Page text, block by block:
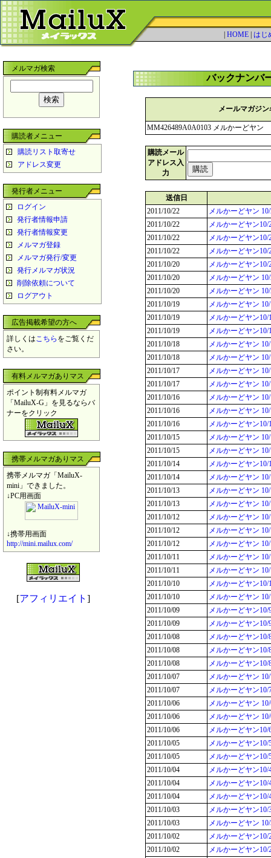
HOME| はじ
メルマガ検索
購読者メニュー
購読リスト取寄せ
アドレス変更
発行者メニュー
ログイン
発行者情報申請
発行者情報変更
メルマガ登録
メルマガ発行/変更
発行メルマガ状況
削除依頼について
ログアウト
広告掲載希望の方へ
詳しくはこちら をご覧くだ
さい。
有料メルマガありマス
ポイント制有料メルマガ
「MailuX-G」を見るならバ
ナーをクリック
携帯メルマガありマス
携帯メルマガ「MailuX-
mini」できました。
↓PC用画面
↓携帯用画面
http://mini.mailux.com/
[アフィリエイト ]
バックナンバ
メールマガジン
MM426489A0A0103 メルかーどヤン
購読メール
アドレス入
力
送信日
2011/10/22
メルかーどヤン
2011/10/22
メルかーどヤン
2011/10/22
メルかーどヤン
2011/10/22
メルかーどヤン
2011/10/20
メルかーどヤン
2011/10/20
メルかーどヤン
2011/10/20
メルかーどヤン
2011/10/19
メルかーどヤン
2011/10/19
メルかーどヤン
2011/10/19
メルかーどヤン
2011/10/18
メルかーどヤン
2011/10/18
メルかーどヤン
2011/10/17
メルかーどヤン
2011/10/17
メルかーどヤン
2011/10/16
メルかーどヤン
2011/10/16
メルかーどヤン
2011/10/16
メルかーどヤン
2011/10/15
メルかーどヤン
2011/10/15
メルかーどヤン
2011/10/14
メルかーどヤン
2011/10/14
メルかーどヤン
2011/10/13
メルかーどヤン
2011/10/13
メルかーどヤン
2011/10/12
メルかーどヤン
2011/10/12
メルかーどヤン
2011/10/12
メルかーどヤン
2011/10/11
メルかーどヤン
2011/10/11
メルかーどヤン
2011/10/10
メルかーどヤン
2011/10/10
メルかーどヤン
2011/10/09
メルかーどヤン
2011/10/09
メルかーどヤン
2011/10/08
メルかーどヤン
2011/10/08
メルかーどヤン
2011/10/08
メルかーどヤン
2011/10/07
メルかーどヤン
2011/10/07
メルかーどヤン
2011/10/06
メルかーどヤン
2011/10/06
メルかーどヤン
2011/10/06
メルかーどヤン
2011/10/05
メルかーどヤン
2011/10/05
メルかーどヤン
2011/10/04
メルかーどヤン
2011/10/04
メルかーどヤン
2011/10/04
メルかーどヤン
2011/10/03
メルかーどヤン
2011/10/03
メルかーどヤン
2011/10/02
メルかーどヤン
2011/10/02
メルかーどヤン